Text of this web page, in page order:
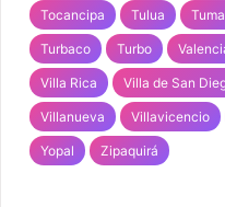
Tocancipa Tulua
Turbaco Turbo
Villa Rica Villa de San
Villanueva Villavicencio
Yopal Zipaquirá